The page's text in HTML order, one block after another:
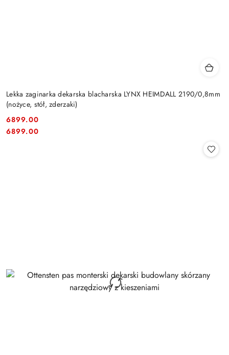
Lekka zaginarka dekarska blacharska LYNX HEIMDALL 2190/0,8mm
(nożyce, stół, zderzaki)
Cena:
6899.00
Cena:
6899.00